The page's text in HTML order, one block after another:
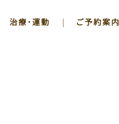
治療･運動 | ご予約案内